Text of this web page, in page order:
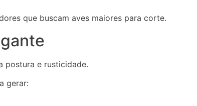
que buscam aves maiores para corte.
postura e rusticidade.
gerar: